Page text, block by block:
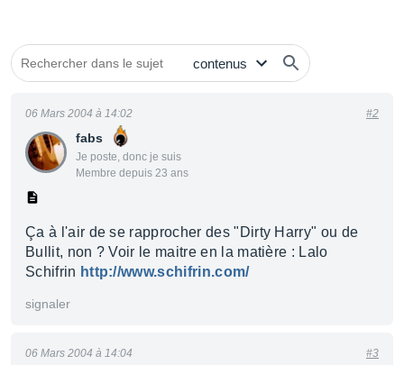
fabs
Je poste, donc je suis
Membre depuis 23 ans
06 Mars 2004 à 14:02 #2
Ça à l'air de se rapprocher des "Dirty Harry" ou de
Bullit, non ? Voir le maitre en la matière : Lalo
Schifrin http://www.schifrin.com/
signaler
06 Mars 2004 à 14:04 #3